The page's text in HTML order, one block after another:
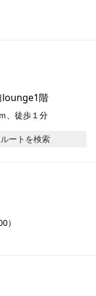
lounge1階
、徒歩１分
ルートを検索
）